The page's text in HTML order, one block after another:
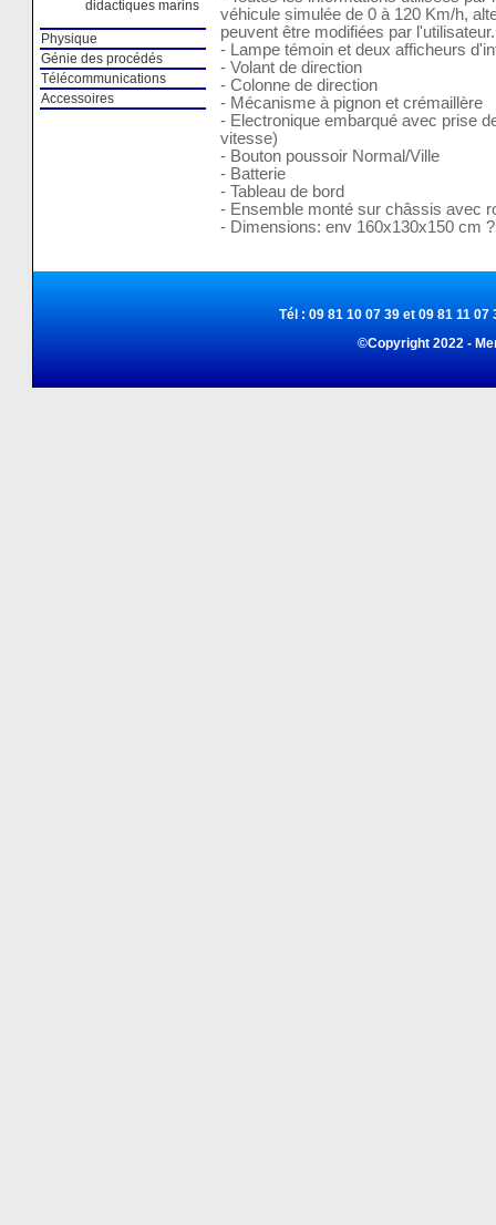
didactiques marins
Physique
Génie des procédés
Télécommunications
Accessoires
véhicule simulée de 0 à 120 Km/h,
peuvent être modifiées par l'utilisateur.
- Lampe témoin et deux afficheurs
- Volant de direction
- Colonne de direction
- Mécanisme à pignon et crémaillère
- Electronique embarqué avec prise
vitesse)
- Bouton poussoir Normal/Ville
- Batterie
- Tableau de bord
- Ensemble monté sur châssis avec
- Dimensions: env 160x130x150 cm
Tél : 09 81 10 07 39 et 09 81 11
©Copyright 2022 -